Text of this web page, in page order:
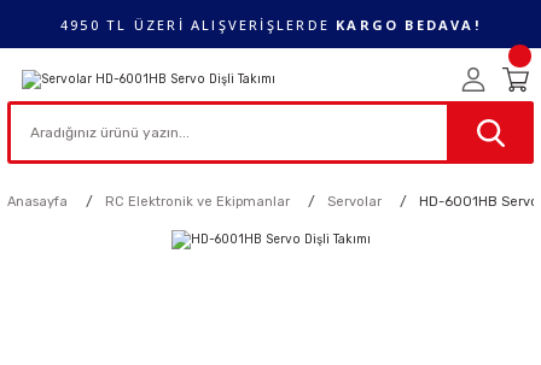
4950 TL ÜZERİ ALIŞVERİŞLERDE KARGO BEDAVA!
Anasayfa RC Elektronik ve Ekipmanlar Servolar HD-6001HB Servo